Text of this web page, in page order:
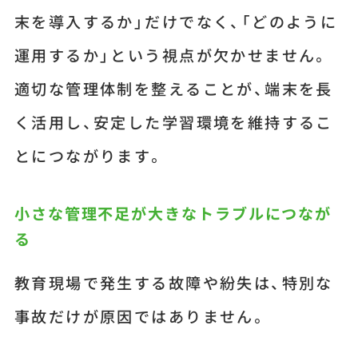
末を導入するか」だけでなく、「どのように
運用するか」という視点が欠かせません。
適切な管理体制を整えることが、端末を長
く活用し、安定した学習環境を維持するこ
とにつながります。
小さな管理不足が大きなトラブルにつなが
る
教育現場で発生する故障や紛失は、特別な
事故だけが原因ではありません。